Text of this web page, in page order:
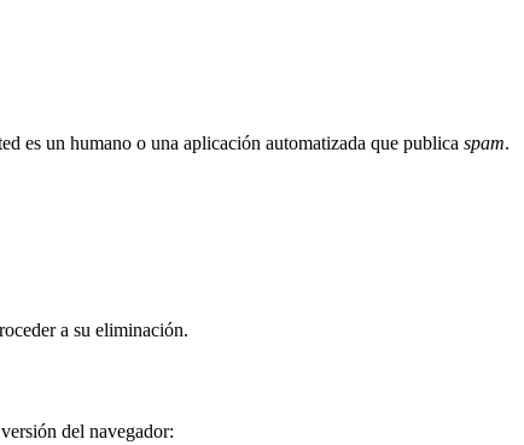
es un humano o una aplicación automatizada que publica spam.
a su eliminación.
del navegador: